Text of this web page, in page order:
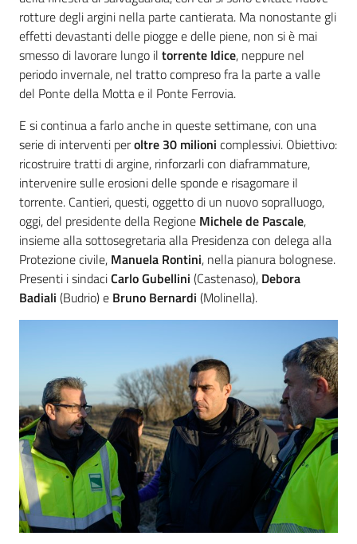
rotture degli argini nella parte cantierata. Ma nonostante gli
effetti devastanti delle piogge e delle piene, non si è mai
smesso di lavorare lungo il torrente Idice, neppure nel
periodo invernale, nel tratto compreso fra la parte a valle
del Ponte della Motta e il Ponte Ferrovia.
E si continua a farlo anche in queste settimane, con una
serie di interventi peroltre 30 milioni complessivi. Obiettivo:
ricostruire tratti di argine, rinforzarli con diaframmature,
intervenire sulle erosioni delle sponde e risagomare il
torrente. Cantieri, questi, oggetto di un nuovo sopralluogo,
oggi, del presidente della Regione Michele de Pascale,
insieme alla sottosegretaria alla Presidenza con delega alla
Protezione civile, Manuela Rontini, nella pianura bolognese.
Presenti i sindaciCarlo Gubellini (Castenaso), Debora
Badiali (Budrio) e Bruno Bernardi (Molinella).